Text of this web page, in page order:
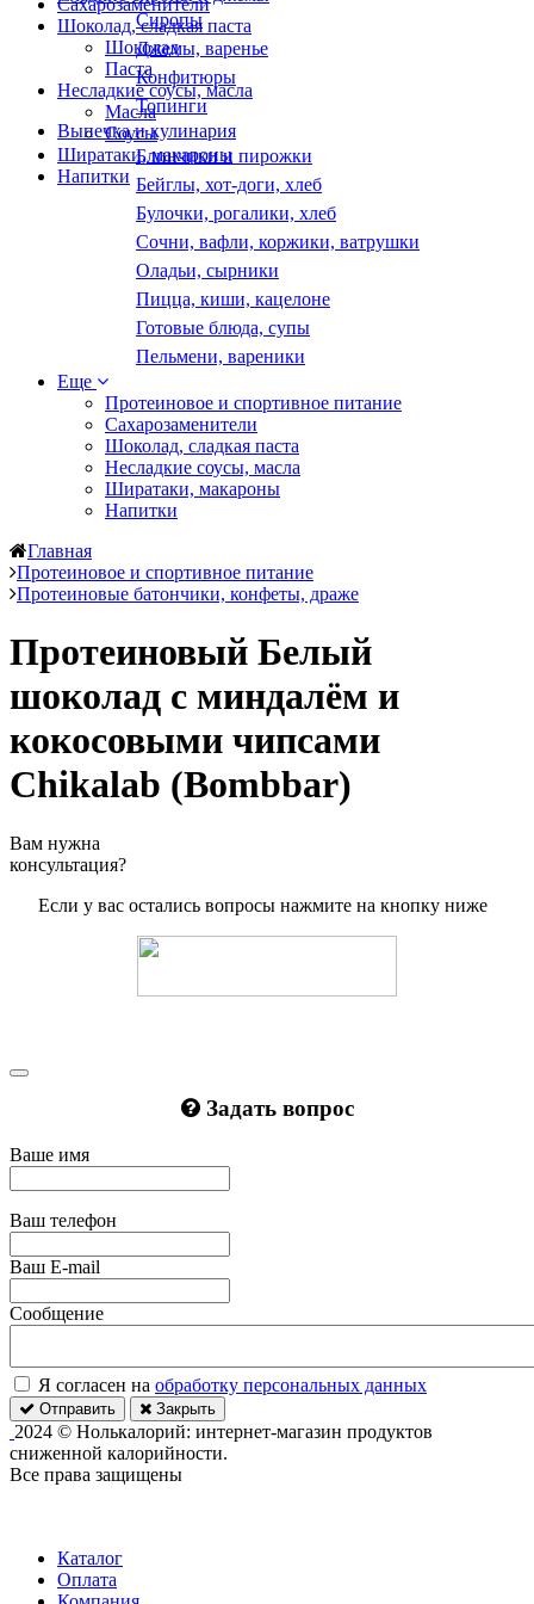
Сахарозаменители
Шоколад, сладкая паста
Шоколад
Паста
Несладкие соусы, масла
Масла
Соусы
Ширатаки, макароны
Напитки
Сиропы
Джемы, варенье
Конфитюры
Топинги
Выпечка и кулинария
Блинчики и пирожки
Бейглы, хот-доги, хлеб
Булочки, рогалики, хлеб
Сочни, вафли, коржики, ватрушки
Оладьи, сырники
Пицца, киши, кацелоне
Готовые блюда, супы
Пельмени, вареники
Еще
Протеиновое и спортивное питание
Сахарозаменители
Шоколад, сладкая паста
Несладкие соусы, масла
Ширатаки, макароны
Напитки
Главная
Протеиновое и спортивное питание
Протеиновые батончики, конфеты, драже
Протеиновый Белый
шоколад с миндалём и
кокосовыми чипсами
Chikalab (Bombbar)
Вам нужна
консультация?
Если у вас остались вопросы нажмите на кнопку ниже
Задать вопрос
Ваше имя
Ваш телефон
Ваш E-mail
Сообщение
Я согласен на обработку персональных данных
Отправить Закрыть
2024 © Нолькалорий: интернет-магазин продуктов
сниженной калорийности.
Все права защищены
Каталог
Оплата